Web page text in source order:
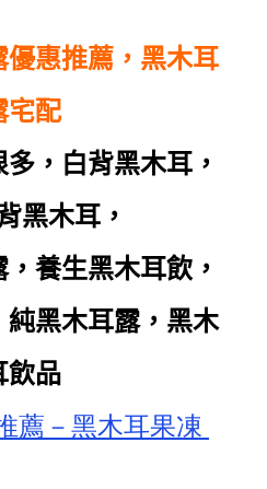
優惠推薦，黑木耳
宅配
，白背黑木耳，
黑木耳，
養生黑木耳飲，
純黑木耳露，黑木
飲品
薦－黑木耳果凍